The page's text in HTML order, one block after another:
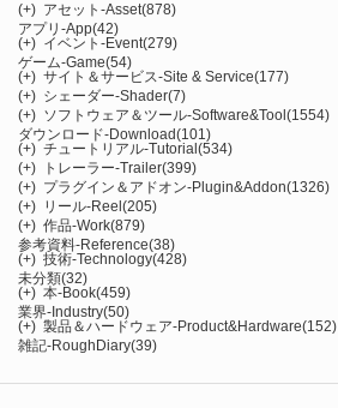
(+) アセット-Asset(878)
アプリ-App(42)
(+) イベント-Event(279)
ゲーム-Game(54)
(+) サイト＆サービス-Site & Service(177)
(+) シェーダー-Shader(7)
(+) ソフトウェア＆ツール-Software&Tool (1554)
ダウンロード-Download(101)
(+) チュートリアル-Tutorial (534)
(+)
トレーラー-Trailer(399)
(+) プラグイン＆アドオン-Plugin&Addon(1326)
(+) リール-Reel (205)
(+) 作品-Work(879)
参考資料-Reference(38)
(+) 技術-Technology(428)
未分類(32)
(+) 本-Book(459)
業界-Industry(50)
(+) 製品＆ハードウェア-Product&Hardware(152)
雑記-RoughDiary(39)